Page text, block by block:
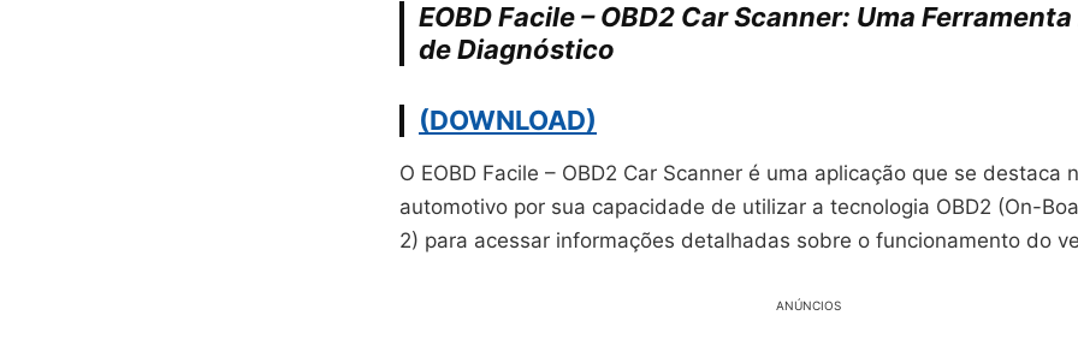
EOBD Facile – OBD2 Car Scanner: Uma
de Diagnóstico
(DOWNLOAD)
O EOBD Facile – OBD2 Car Scanner é uma aplicação que se destaca
automotivo por sua capacidade de utilizar a tecnologia OBD2 (On-
2) para acessar informações detalhadas sobre o funcionamento do
ANÚNCIOS